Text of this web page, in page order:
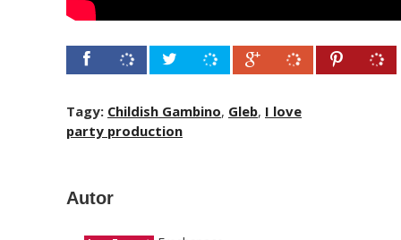
Tagy: Childish Gambino, Gleb, I love
party production
Autor